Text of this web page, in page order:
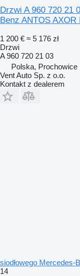
Drzwi A 960 720 21
Benz ANTOS AXOR
1 200 € ≈ 5 176 zł
Drzwi
A 960 720 21 03
Polska, Prochowice
Vent Auto Sp. z o.o.
Kontakt z dealerem
siodłowego Mercedes-
14